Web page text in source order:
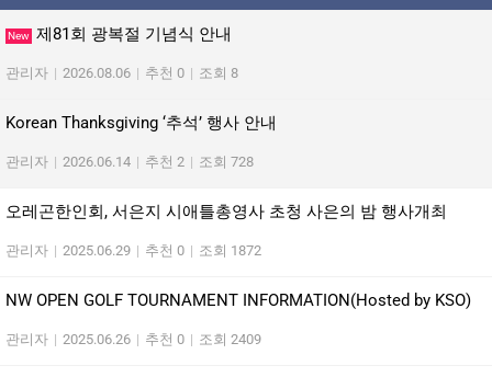
New 제81회 광복절 기념식 안내
관리자 | 2026.08.06 | 추천 0 | 조회 8
Korean Thanksgiving ‘추석’ 행사 안내
관리자 | 2026.06.14 | 추천 2 | 조회 728
오레곤한인회, 서은지 시애틀총영사 초청 사은의 밤 행사개최
관리자 | 2025.06.29 | 추천 0 | 조회 1872
NW OPEN GOLF TOURNAMENT INFORMATION(Hosted by KSO)
관리자 | 2025.06.26 | 추천 0 | 조회 2409